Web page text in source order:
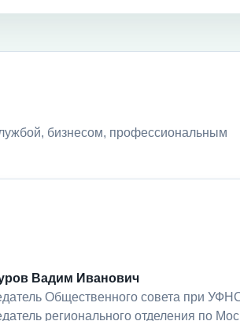
бизнесом, профессиональным
Вадим Иванович
Общественного совета при
регионального отделения по